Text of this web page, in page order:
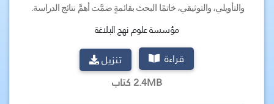
والتأويلي، والتوثيقي، خاتمًا البحث بقائمةٍ ضمَّت أهمَّ نتائج الدراسة.
مؤسسة علوم نهج البلاغة
قراءة
تنزيل
2.4MB كتاب